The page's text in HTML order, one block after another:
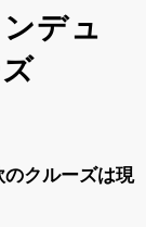
デュ
クルーズは現